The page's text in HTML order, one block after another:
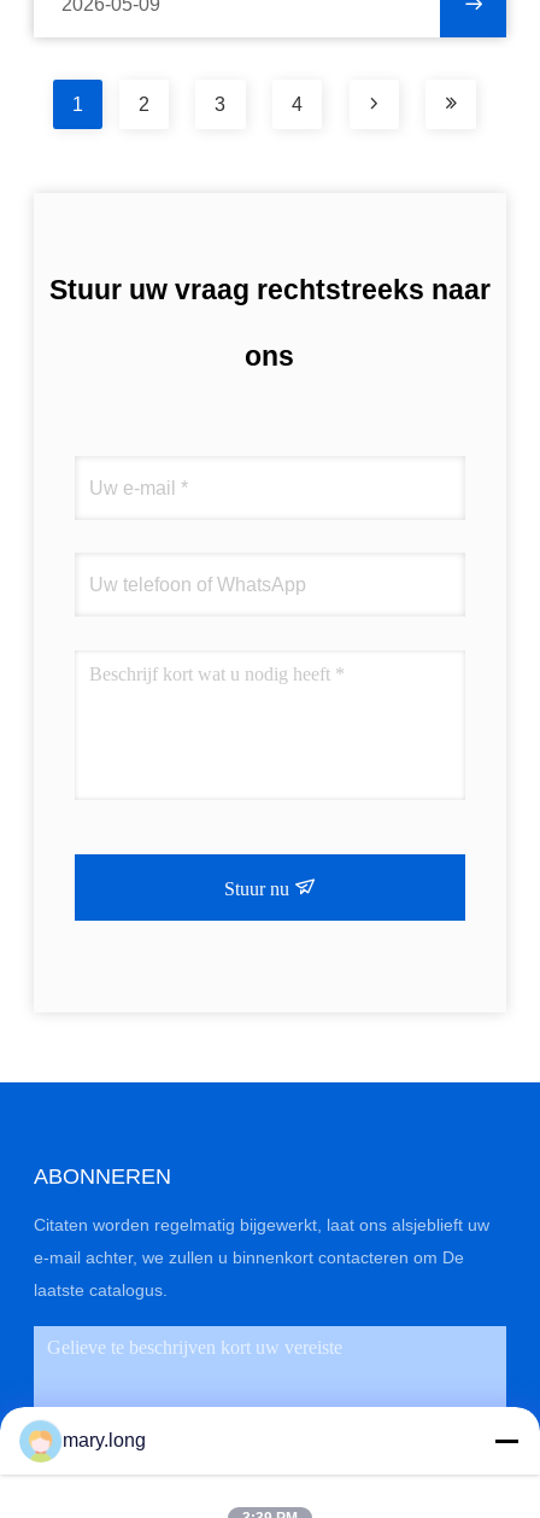
1 2 3 4
Stuur uw vraag rechtstreeks naar
ons
Stuur nu
ABONNEREN
Citaten worden regelmatig bijgewerkt, laat ons alsjeblieft uw
e-mail achter, we zullen u binnenkort contacteren om De
laatste catalogus.
mary.long